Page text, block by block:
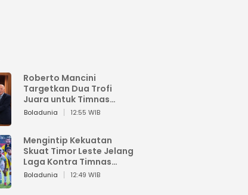
Roberto Mancini
Targetkan Dua Trofi
Juara untuk Timnas
Italia
Boladunia 12:55 WIB
Mengintip Kekuatan
Skuat Timor Leste Jelang
Laga Kontra Timnas
Indonesia di Piala AFF
Boladunia 12:49 WIB